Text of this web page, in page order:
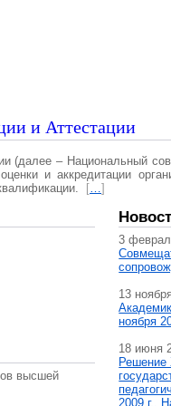
и Аттестации
(далее – Национальный
и аккредитации
[…]
высшей
3
13
ноября
18 июня
Решение
2009 г.,